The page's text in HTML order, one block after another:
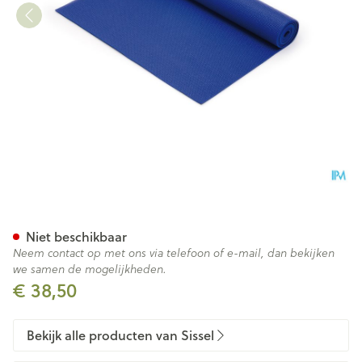
€ 38,50
Niet beschikbaar
Neem contact op met ons via telefoon of e-mail, dan bekijken
we samen de mogelijkheden.
Bekijk alle producten van Sissel